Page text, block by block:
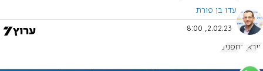
עדו בן פורת
2.02.23, 8:00
איראן רחפנים